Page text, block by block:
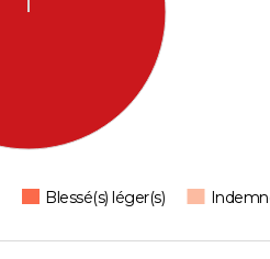
Blessé(s) léger(s)